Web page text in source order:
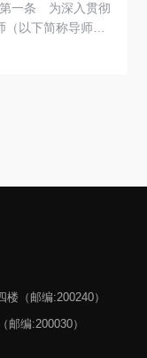
一条 为深入贯彻
以下简称导师）
规范导师岗位管
、《教育部关于印
〕12号）等文件
（邮编:200240）
邮编:200030）